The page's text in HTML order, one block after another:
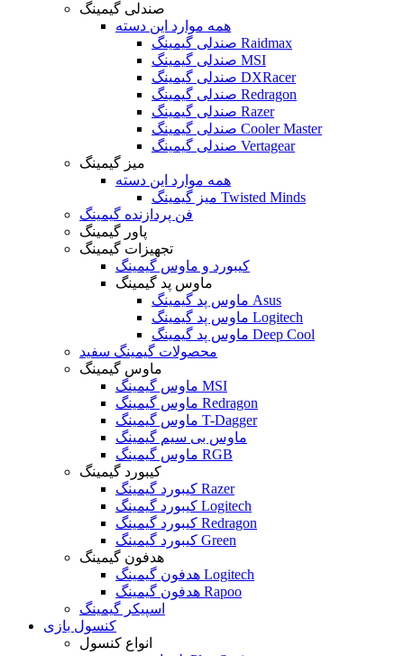
صندلی گیمینگ
همه موارد این دسته
صندلی گیمینگ Raidmax
صندلی گیمینگ MSI
صندلی گیمینگ DXRacer
صندلی گیمینگ Redragon
صندلی گیمینگ Razer
صندلی گیمینگ Cooler Master
صندلی گیمینگ Vertagear
میز گیمینگ
همه موارد این دسته
میز گیمینگ Twisted Minds
فن پردازنده گیمینگ
پاور گیمینگ
تجهیزات گیمینگ
کیبورد و ماوس گیمینگ
ماوس پد گیمینگ
ماوس پد گیمینگ Asus
ماوس پد گیمینگ Logitech
ماوس پد گیمینگ Deep Cool
محصولات گیمینگ سفید
ماوس گیمینگ
ماوس گیمینگ MSI
ماوس گیمینگ Redragon
ماوس گیمینگ T-Dagger
ماوس بی سیم گیمینگ
ماوس گیمینگ RGB
کیبورد گیمینگ
کیبورد گیمینگ Razer
کیبورد گیمینگ Logitech
کیبورد گیمینگ Redragon
کیبورد گیمینگ Green
هدفون گیمینگ
هدفون گیمینگ Logitech
هدفون گیمینگ Rapoo
اسپیکر گیمینگ
کنسول بازی
انواع کنسول